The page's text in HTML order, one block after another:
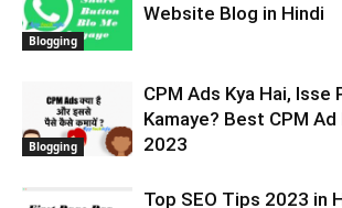
Blogging
Website Blog in Hindi
Blogging
CPM Ads Kya Hai, Isse
Kamaye? Best CPM
2023
Top SEO Tips 2023 in